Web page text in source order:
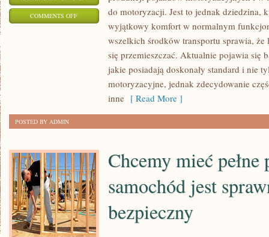
COMMENTS OFFON
SAMOCHÓD?
do motoryzacji. Jest to jednak dziedzina,
wyjątkowy komfort w normalnym
wszelkich środków transportu sprawia,
się przemieszczać. Aktualnie pojawia się
jakie posiadają doskonały standard i nie
motoryzacyjne, jednak zdecydowanie
inne [ Read More ]
POSTED BY ADMIN
Chcemy mieć pełne
samochód jest
bezpieczny